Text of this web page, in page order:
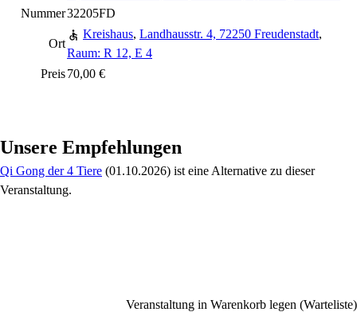
Nummer32205FD
Ort
Kreishaus, Landhausstr. 4, 72250 Freudenstadt,
Raum: R 12, E 4
Preis70,00 €
Unsere Empfehlungen
Qi Gong der 4 Tiere (01.10.2026) ist eine Alternative zu dieser
Veranstaltung.
Veranstaltung in Warenkorb legen (Warteliste)